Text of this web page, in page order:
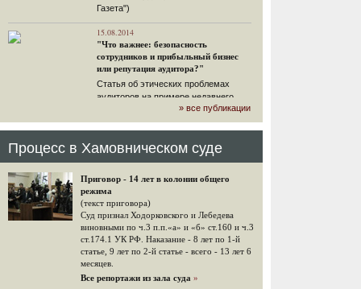
Газета")
15.08.2014
"Что важнее: безопасность
сотрудников и прибыльный бизнес
или репутация аудитора?"
Статья об этических проблемах
аудиторов на примере недавнего
громкого арбитражного решения по
ЮКОСу. (navalny.com)
15.08.2014
конфискационным санкциям со
стороны государства, оказались под
защитой арбитражного суда"
Швейцарская газета "Neue Zuercher
Zeitung" о гаагском судебном
решении.
48 комментариев
» все публикации
Процесс в Хамовническом суде
Приговор - 14 лет в колонии общего
режима
(текст приговора)
Суд признал Ходорковского и Лебедева
виновными по ч.3 п.п.«а» и «б» ст.160 и ч.3
ст.174.1 УК РФ. Наказание - 8 лет по 1-й
статье, 9 лет по 2-й статье - всего - 13 лет 6
месяцев.
Все репортажи из зала суда »